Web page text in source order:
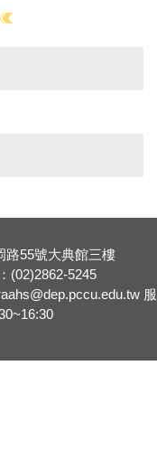
路55號大典館三樓
(02)2862-5245
服